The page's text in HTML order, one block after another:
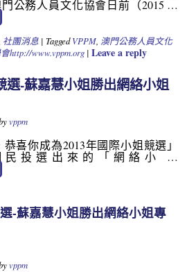
公務人員文化協會日前（2015 …
社團消息| Tagged VPPM, 澳門公務人員文化
http://www.vppm.org| Leave a reply
選-蘇嘉慧小姐勝出網絡小姐
vppm
恭喜你成為2013年國際小姐競選」
民投選出來的「網絡小 …
-蘇嘉慧小姐勝出網絡小姐專
vppm